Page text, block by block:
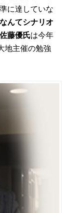
に達していな
んてシナリオ
佐藤優氏は今年
地主催の勉強